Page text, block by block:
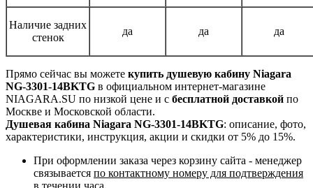
Наличие задних
стенок
да да да
Прямо сейчас вы можете купить душевую кабину Niagara
NG-3301-14BKTG в официальном интернет-магазине
NIAGARA.SU по низкой цене и с бесплатной доставкой по
Москве и Московской области.
Душевая кабина Niagara NG-3301-14BKTG: описание, фото,
характеристики, инструкция, акции и скидки от 5% до 15%.
При оформлении заказа через корзину сайта - менеджер
связывается по контактному номеру для подтверждения
в течении часа.